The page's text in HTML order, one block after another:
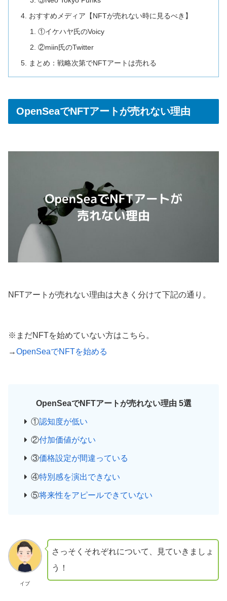
おすすめメディア【NFTが売れない時に見るべき】
①イケハヤ氏のVoicy
②miin氏のTwitter
まとめ：戦略次第でNFTアートは売れる
OpenSeaでNFTアートが売れない理由
NFTアートが売れない理由は大きく分けて下記の通り。
※まだNFTを始めていない方はこちら。
→OpenSeaでNFTを始める
OpenSeaでNFTアートが売れない理由 5選
①認知度が低い
②付加価値がない
③価格設定が間違っている
④特別感を演出できない
⑤将来性をアピールできていない
イブ
さっそくそれぞれについて、見ていきましょ
う！